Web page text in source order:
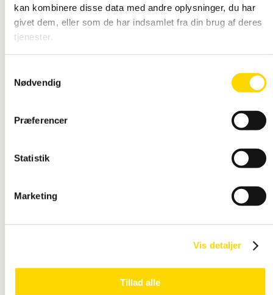
kan kombinere disse data med andre oplysninger, du har
givet dem, eller som de har indsamlet fra din brug af deres
tjenester.
Nødvendig
Præferencer
Statistik
Marketing
Vis detaljer
Tillad alle